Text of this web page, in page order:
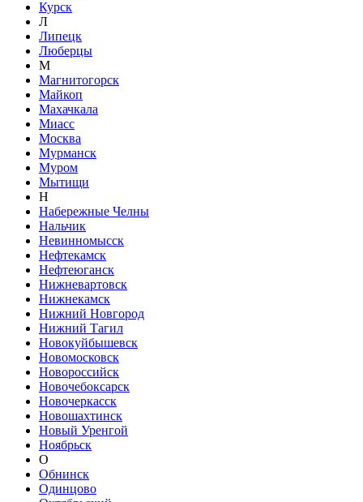
Курск
Л
Липецк
Люберцы
М
Магнитогорск
Майкоп
Махачкала
Миасс
Москва
Мурманск
Муром
Мытищи
Н
Набережные Челны
Нальчик
Невинномысск
Нефтекамск
Нефтеюганск
Нижневартовск
Нижнекамск
Нижний Новгород
Нижний Тагил
Новокуйбышевск
Новомосковск
Новороссийск
Новочебоксарск
Новочеркасск
Новошахтинск
Новый Уренгой
Ноябрьск
О
Обнинск
Одинцово